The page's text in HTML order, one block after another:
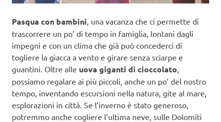
Pasqua con bambini , una vacanza che ci permette di
trascorrere un po’ di tempo in famiglia, lontani dagli
impegni e con un clima che già può concederci di
togliere la giacca a vento e girare senza sciarpe e
guantini. Oltre alle uova giganti di cioccolato
possiamo regalare ai più piccoli, anche un po’ del nostro
tempo, inventando escursioni nella natura, gite al mare,
esplorazioni in città. Se l’inverno è stato generoso,
potremmo anche cogliere l’ultima neve, sulle Dolomiti